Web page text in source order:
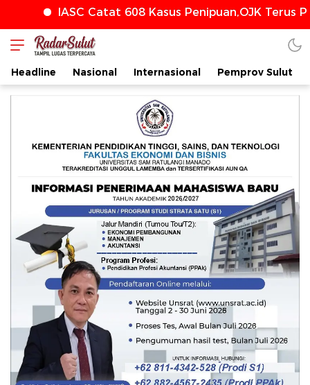
IASC Catat 608 Kasus Penipuan,OJK Terus Perkuat
Headline Nasional Internasional Pemprov Sulut